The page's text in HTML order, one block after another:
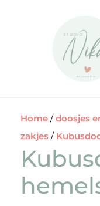
Home /doosjes
zakjes /